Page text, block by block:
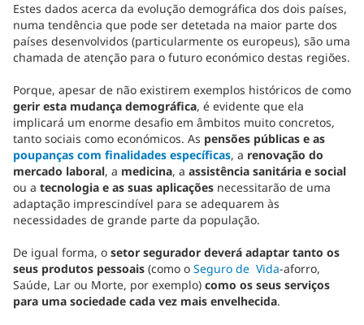
Estes dados acerca da evolução demográfica dos dois países,
numa tendência que pode ser detetada na maior parte dos
países desenvolvidos (particularmente os europeus), são uma
chamada de atenção para o futuro económico destas regiões.
Porque, apesar de não existirem exemplos históricos de como
gerir esta mudança demográfica, é evidente que ela
implicará um enorme desafio em âmbitos muito concretos,
tanto sociais como económicos. As pensões públicas e as
poupanças com finalidades específicas, a renovação do
mercado laboral, a medicina, a assistência sanitária e social
ou a tecnologia e as suas aplicações necessitarão de uma
adaptação imprescindível para se adequarem às
necessidades de grande parte da população.
De igual forma, o setor segurador deverá adaptar tanto os
seus produtos pessoais (como o Seguro de Vida-aforro,
Saúde, Lar ou Morte, por exemplo) como os seus serviços
para uma sociedade cada vez mais envelhecida.